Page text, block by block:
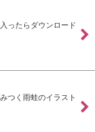
ったらダウンロード
つく雨蛙のイラスト